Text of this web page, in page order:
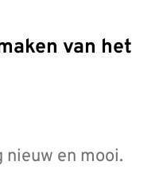
nieuw en mooi.